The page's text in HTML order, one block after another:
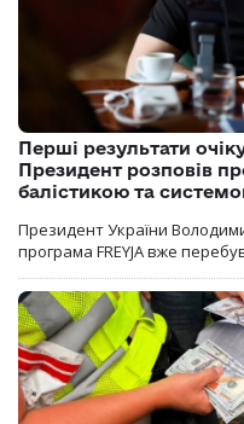
Перші результати
Президент розповів
балістикою та
Президент України
програма FREYJA вже